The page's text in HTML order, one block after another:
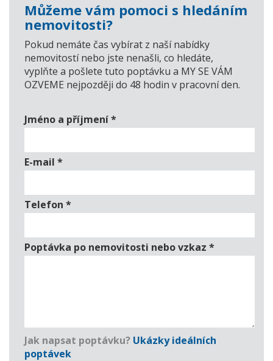
Můžeme vám pomoci s hledáním
nemovitosti?
Pokud nemáte čas vybírat z naší nabídky
nemovitostí nebo jste nenašli, co hledáte,
vyplňte a pošlete tuto poptávku a MY SE VÁM
OZVEME nejpozději do 48 hodin v pracovní den.
Jméno a příjmení*
E-mail *
Telefon *
Poptávka po nemovitosti nebo vzkaz *
Jak napsat poptávku? Ukázky ideálních
poptávek